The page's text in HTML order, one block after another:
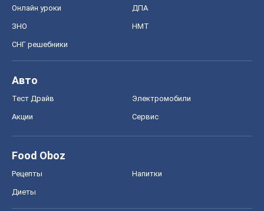
Онлайн уроки ДПА
ЗНО НМТ
СНГ решебники
Авто
Тест Драйв Электромобили
Акции Сервис
Food Oboz
Рецепты Напитки
Диеты